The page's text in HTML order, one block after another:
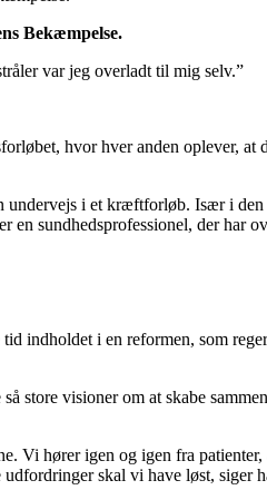
Bekæmpelse.
var jeg overladt til mig selv.”
hvor hver anden oplever, at
undervejs i et kræftforløb. Især i
en sundhedsprofessionel, der har
indholdet i en reformen, som
store visioner om at skabe
Vi hører igen og igen fra
skal vi have løst, siger